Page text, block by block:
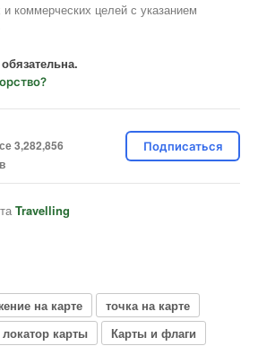
коммерческих целей с указанием
3,282,856
Подписаться
Travelling
на карте
точка на карте
локатор карты Карты и флаги